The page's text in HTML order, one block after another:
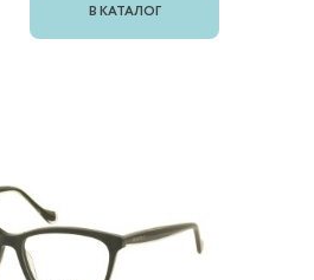
В КАТАЛОГ